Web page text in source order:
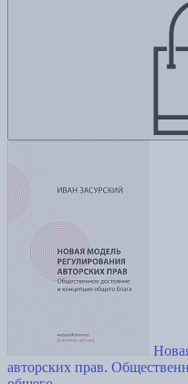
авторских прав.